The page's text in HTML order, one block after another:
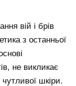
вій і брів
з останньої
не викликає
чутливої шкіри.